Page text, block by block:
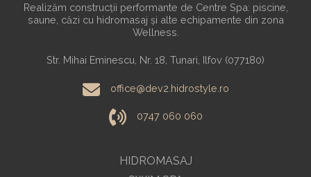
HIDROMASAJ
Realizăm construcții performante de Centre Spa: piscine,
saune, căzi cu hidromasaj și alte echipamente din zona
Wellness.
Str. Mihai Eminescu, Nr. 18, Tunari, Ilfov (077180)
office@dev2.hidrostyle.ro
0747 060 060